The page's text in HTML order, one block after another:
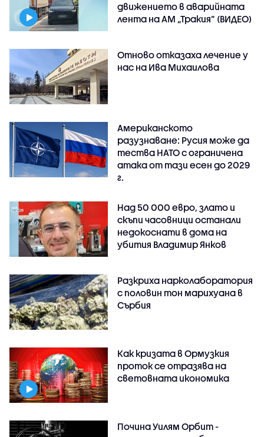
движението в аварийната
лента на АМ „Тракия” (ВИДЕО)
Отново отказаха лечение у
нас на Ива Михаилова
Американското
разузнаване: Русия може да
тества НАТО с ограничена
атака от тази есен до 2029
г.
Над 50 000 евро, злато и
скъпи часовници останали
недокоснати в дома на
убития Владимир Янков
Разкриха нарколаборатория
с половин тон марихуана в
Сърбия
Как кризата в Ормузкия
проток се отразява на
световната икономика
Почина Уилям Орбит -